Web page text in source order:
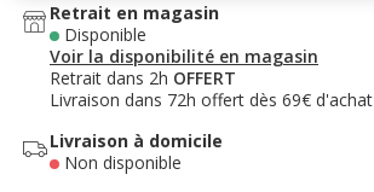
Retrait en magasin
Disponible
Voir la disponibilité en magasin
Retrait dans 2h OFFERT
Livraison dans 72h offert dès 69€ d'achat
Livraison à domicile
Non disponible